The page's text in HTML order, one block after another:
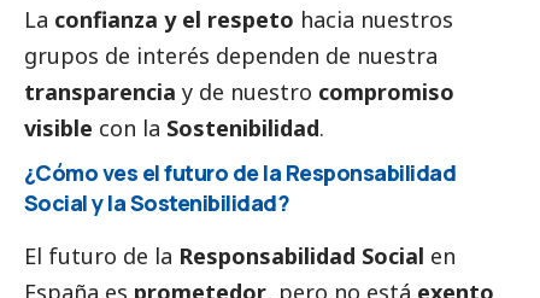
La confianza y el respeto hacia nuestros
grupos de interés dependen de nuestra
transparencia y de nuestro compromiso
visible con la Sostenibilidad.
¿Cómo ves el futuro de la Responsabilidad
Socialy la Sostenibilidad?
El futuro de la Responsabilidad Social en
España es prometedor, pero no está exento